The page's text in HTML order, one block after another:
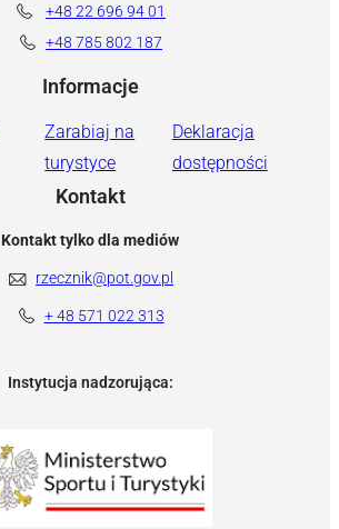
+48 22 696 94 01
+48 785 802 187
Informacje
Zarabiaj na
turystyce
Deklaracja
dostępności
Kontakt
Kontakt tylko dla mediów
rzecznik@pot.gov.pl
+ 48 571 022 313
Instytucja nadzorująca: